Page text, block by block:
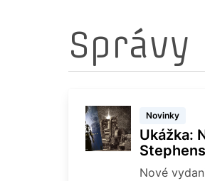
Správy
Novinky
Ukážka:
Nové